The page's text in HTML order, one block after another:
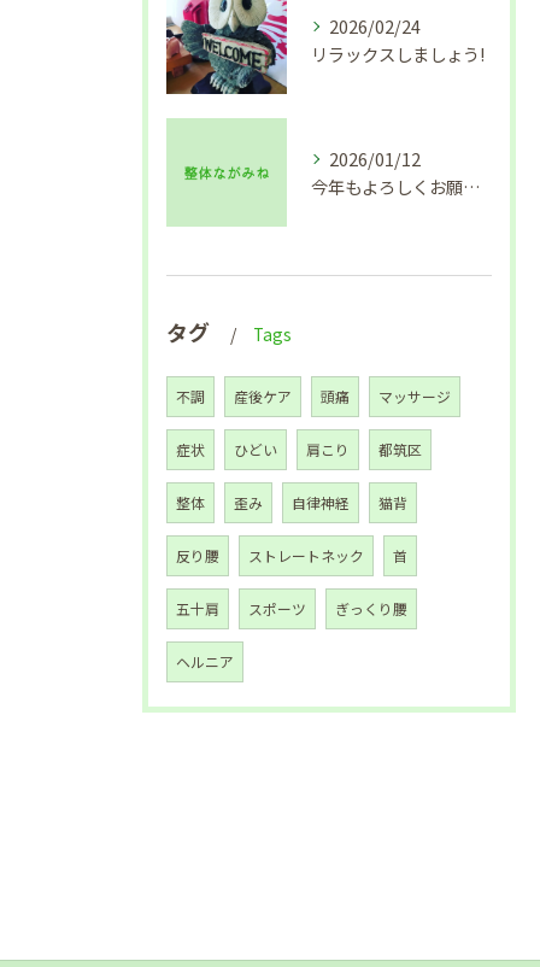
2026/02/24
リラックスしましょう!
2026/01/12
今年もよろしくお願い致します🙇
タグ Tags
不調 産後ケア 頭痛 マッサージ
症状 ひどい 肩こり 都筑区
整体 歪み 自律神経 猫背
反り腰 ストレートネック 首
五十肩 スポーツ ぎっくり腰
ヘルニア